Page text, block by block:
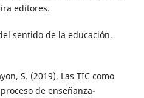
editores.
sentido de la educación.
S. (2019). Las TIC como
de enseñanza-